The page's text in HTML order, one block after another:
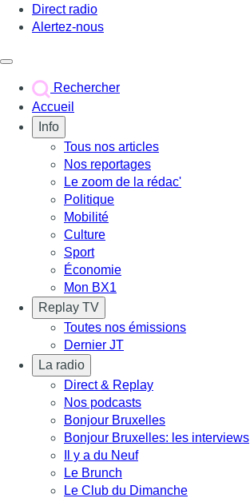
Direct radio
Alertez-nous
Rechercher
Accueil
Info
Tous nos articles
Nos reportages
Le zoom de la rédac'
Politique
Mobilité
Culture
Sport
Économie
Mon BX1
Replay TV
Toutes nos émissions
Dernier JT
La radio
Direct & Replay
Nos podcasts
Bonjour Bruxelles
Bonjour Bruxelles: les interviews
Il y a du Neuf
Le Brunch
Le Club du Dimanche